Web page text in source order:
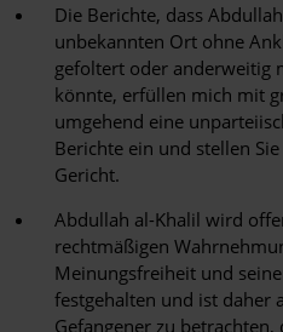
Die Berichte, dass
unbekannten Ort ohne
gefoltert oder anderweitig
könnte, erfüllen mich mit
umgehend eine
Berichte ein und stellen
Gericht.
Abdullah al-Khalil wird
rechtmäßigen
Meinungsfreiheit und
festgehalten und ist daher
Gefangener zu